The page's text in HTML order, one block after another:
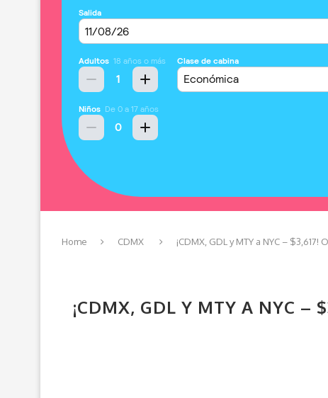
Home CDMX ¡CDMX, GDL y MTY a NYC –
¡CDMX, GDL Y MTY A NYC –